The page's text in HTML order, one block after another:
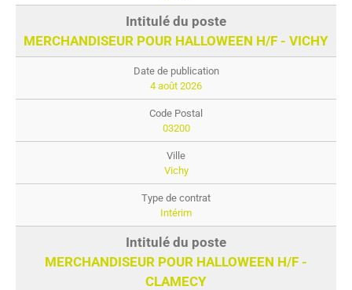
MERCHANDISEUR POUR HALLOWEEN H/F - VICHY
4 août 2026
03200
Vichy
Intérim
MERCHANDISEUR POUR HALLOWEEN H/F -
CLAMECY